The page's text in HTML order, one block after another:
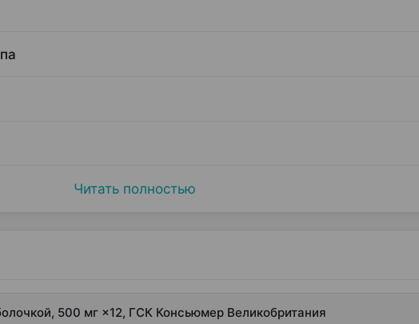
Читать полностью
500 мг ×12, ГСК Консьюмер Великобритания